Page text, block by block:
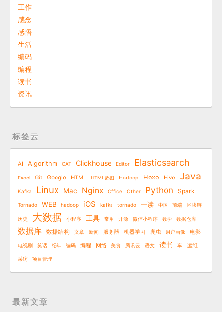
工作
感念
感悟
生活
编码
编程
读书
资讯
标签云
AI Algorithm CAT Clickhouse Editor Elasticsearch
Excel Git Google HTML HTML热图 Hadoop Hexo Hive Java
Kafka Linux Mac Nginx Office Other Python Spark
Tornado WEB hadoop iOS kafka tornado 一读 中国 前端 区块链
历史 大数据 小程序 工具 常用 开源 微信小程序 数学 数据仓库
数据库 数据结构 文章 新闻 服务器 机器学习 爬虫 用户画像 电影
电视剧 笑话 纪年 编码 编程 网络 美食 腾讯云 语文 读书 车 运维
采访 项目管理
最新文章